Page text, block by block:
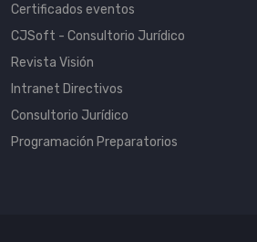
Certificados eventos
CJSoft - Consultorio Jurídico
Revista Visión
Intranet Directivos
Consultorio Jurídico
Programación Preparatorios